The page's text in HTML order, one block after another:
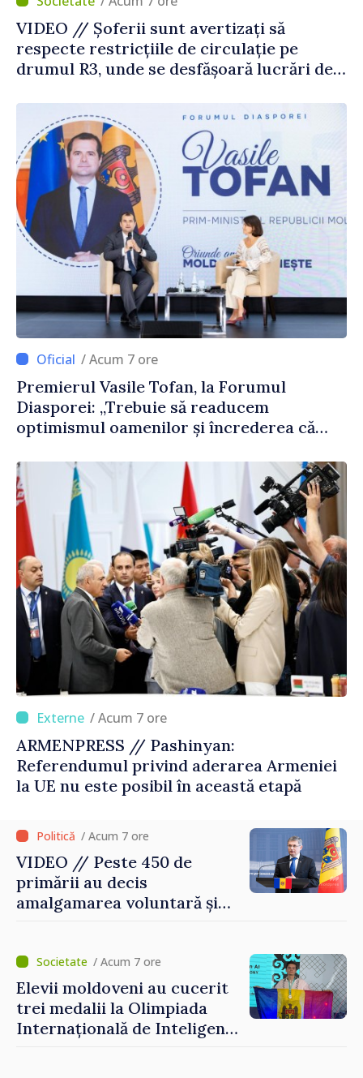
VIDEO // Șoferii sunt avertizați să
respecte restricțiile de circulație pe
drumul R3, unde se desfășoară lucrări de
/ Acum 7 ore
Premierul Vasile Tofan, la Forumul
Diasporei: „Trebuie să readucem
optimismul oamenilor și încrederea că
corectă”
/ Acum 7 ore
ARMENPRESS // Pashinyan:
Referendumul privind aderarea Armeniei
la UE nu este posibil în această etapă
/ Acum 7 ore
VIDEO // Peste 450 de
primării au decis
amalgamarea voluntară și
Grosu: „Este important să
depășim blocajele și să dăm o
șansă localităților să se
dezvolte”
/ Acum 7 ore
Elevii moldoveni au cucerit
trei medalii la Olimpiada
Internațională de Inteligență